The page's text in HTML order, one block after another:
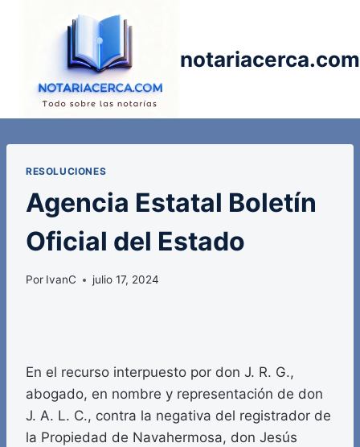
notariacerca.com
RESOLUCIONES
Agencia Estatal Boletín
Oficial del Estado
Por IvanC julio 17, 2024
En el recurso interpuesto por don J. R. G.,
abogado, en nombre y representación de don
J. A. L. C., contra la negativa del registrador de
la Propiedad de Navahermosa, don Jesús